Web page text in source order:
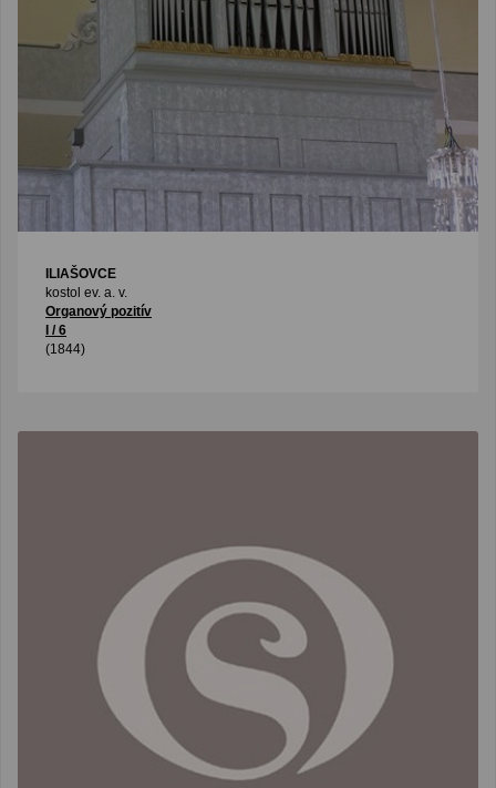
ILIAŠOVCE
kostol ev. a. v.
Organový pozitív
I / 6
(1844)